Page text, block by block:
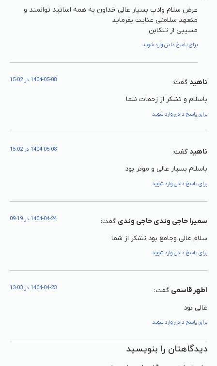
عرض سلام وادب بسیار عالی خداون به همه اساتید توانمند و
متعهد سلامتی عنایت بفرماید
مسیبی از تنکابن
برای پاسخ دادن وارد شوید
ناهید گفت: 1404-05-08 در 15:02
باسلام و تشکر از زحمات شما
برای پاسخ دادن وارد شوید
ناهید گفت: 1404-05-08 در 15:02
باسلام بسیار عالی و موثر بود
برای پاسخ دادن وارد شوید
سمیرا حاجی وندی حاجی وندی گفت: 1404-04-24 در 09:19
سلام عالی وجامع بود تشکر از شما
برای پاسخ دادن وارد شوید
اطهر قاسمی گفت: 1404-04-23 در 13:03
عالی بود
برای پاسخ دادن وارد شوید
دیدگاهتان را بنویسید